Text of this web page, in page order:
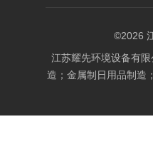
©2026
江苏耀先环境设备有
造；金属制日用品制造